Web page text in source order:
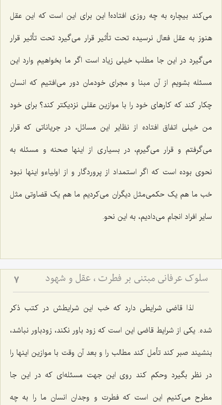
می‌کند بیچاره به چه روزی افتاده! این برای این است که این عقل
هنوز به عقل فعال نرسیده تحت تأثیر قرار می‌گیرد تحت تأثیر قرار
می‌گیرد در این جا مطلب خیلی زیاد است اگر ما بخواهیم وارد این
مسئله بشویم از آن مبنا و مجرای خودمان دور می‌افتیم که انسان
چکار کند که کارهای خود را با موازین عقلی نزدیکتر کند؟ برای خود
من خیلی اتفاق افتاده از نظایر این مسائل، در جریاناتی که قرار
می‌گرفتم و قرار می‌گیرم، در بسیاری از اینها صحنه و مسئله به
نحوی بوده است که اگر استمداد از پروردگار و از اولیاءو اینها نبود
خب ما هم یک حکمی‌مثل دیگران می‌کردیم ما هم یک قضاوتی مثل
سایر افراد انجام می‌دادیم، به این نحو.
سلوک عرفانی مبتنی بر فطرت ، عقل و شهود 7
لذا قاضی شرایطی دارد که خب این شرایطش در کتب ذکر
شده. یکی از شرایط قاضی این است که زود باور نکند، زودباور نباشد،
بنشیند صبر کند تأمل کند مطالب را و بعد آن وقت با موازین اینها را
در نظر بگیرد وحکم کند روی این جهت مسئله‌ای که در این جا
مطرح می‌کنیم این است که فطرت و وجدان انسان ما را به چه